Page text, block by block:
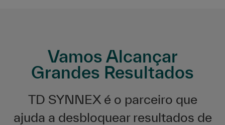
Vamos Alcançar
Grandes Resultados
TD SYNNEX é o parceiro que
ajuda a desbloquear resultados de